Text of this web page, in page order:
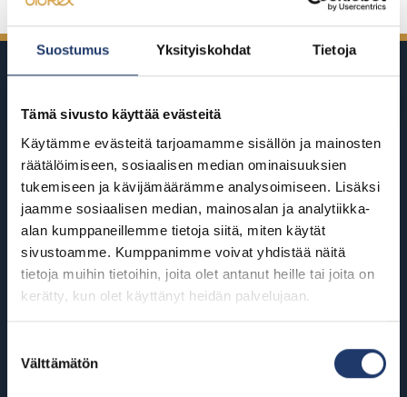
Suostumus Yksityiskohdat Tietoja
Tämä sivusto käyttää evästeitä
Käytämme evästeitä tarjoamamme sisällön ja mainosten
räätälöimiseen, sosiaalisen median ominaisuuksien
tukemiseen ja kävijämäärämme analysoimiseen. Lisäksi
jaamme sosiaalisen median, mainosalan ja analytiikka-
alan kumppaneillemme tietoja siitä, miten käytät
sivustoamme. Kumppanimme voivat yhdistää näitä
tietoja muihin tietoihin, joita olet antanut heille tai joita on
kerätty, kun olet käyttänyt heidän palvelujaan.
valinta
Välttämätön
BioRexillä on 12 elokuvateatteria
ympäri Suomea
Helsinki
BioRex Redi
Hyvinkää
Riihimäki
Rovaniemi